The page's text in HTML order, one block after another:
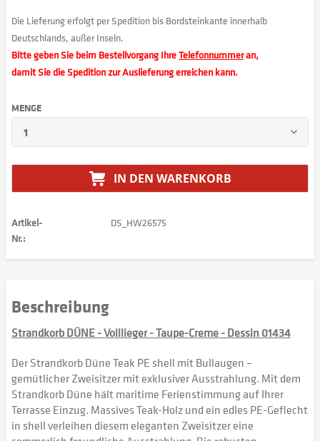
Die Lieferung erfolgt per Spedition bis Bordsteinkante innerhalb
Deutschlands, außer Inseln.
Bitte geben Sie beim Bestellvorgang IhreTelefonnummeran,
damit Sie die Spedition zur Auslieferung erreichen kann.
MENGE
IN DEN WARENKORB
Artikel-
Nr.:
DS_HW26575
Beschreibung
Strandkorb DÜNE - Volllieger - Taupe-Creme - Dessin 01434
Der Strandkorb Düne Teak PE shell mit Bullaugen –
gemütlicher Zweisitzer mit exklusiver Ausstrahlung. Mit dem
Strandkorb Düne hält maritime Ferienstimmung auf Ihrer
Terrasse Einzug. Massives Teak-Holz und ein edles PE-Geflecht
in shell verleihen diesem eleganten Zweisitzer eine